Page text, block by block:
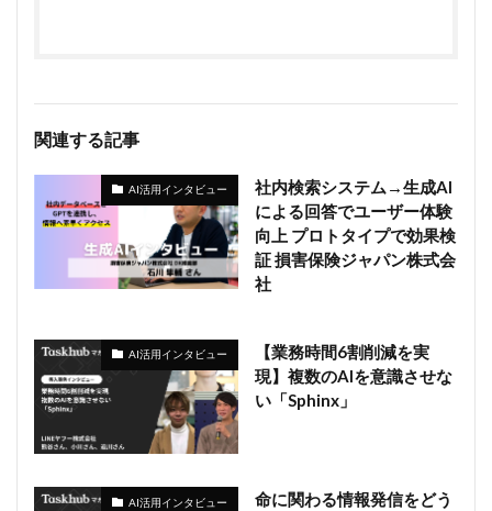
関連する記事
AI活用インタビュー
社内検索システム→生成AI
による回答でユーザー体験
向上 プロトタイプで効果検
証 損害保険ジャパン株式会
社
AI活用インタビュー
【業務時間6割削減を実
現】複数のAIを意識させな
い「Sphinx」
AI活用インタビュー
命に関わる情報発信をどう